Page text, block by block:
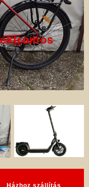
Házhoz szállítás